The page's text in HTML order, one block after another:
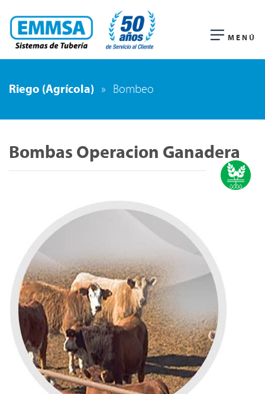
MENÚ
Riego (Agrícola) » Bombeo
Bombas Operacion Ganadera